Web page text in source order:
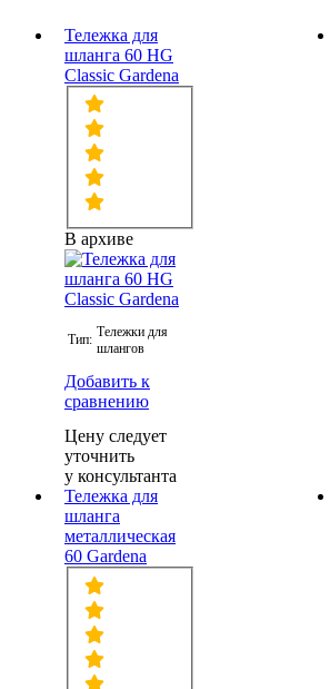
Тележка для
шланга 60 HG
Classic Gardena
В архиве
Тип: Тележки для
шлангов
Добавить к
сравнению
Цену следует
уточнить
у консультанта
Тележка для
шланга
металлическая
60 Gardena